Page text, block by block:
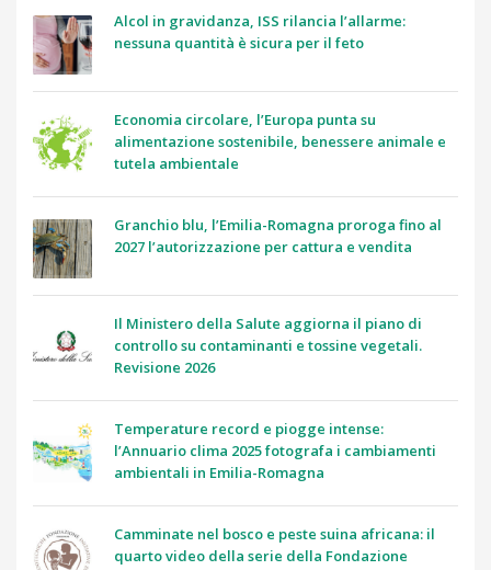
Alcol in gravidanza, ISS rilancia l’allarme:
nessuna quantità è sicura per il feto
Economia circolare, l’Europa punta su
alimentazione sostenibile, benessere animale e
tutela ambientale
Granchio blu, l’Emilia-Romagna proroga fino al
2027 l’autorizzazione per cattura e vendita
Il Ministero della Salute aggiorna il piano di
controllo su contaminanti e tossine vegetali.
Revisione 2026
Temperature record e piogge intense:
l’Annuario clima 2025 fotografa i cambiamenti
ambientali in Emilia-Romagna
Camminate nel bosco e peste suina africana: il
quarto video della serie della Fondazione